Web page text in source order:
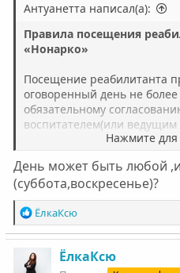
Антуанетта написал(а):
Правила посещения
«Нонарко»
Посещение реабилитанта
оговоренный день не
обязательному
воспитателем(или ведущим
руководителем центра.
Приезд планируется
за месяц
Время посещения:
Приезд родственников
интервале с 12.00 до 18.00
не более 4-х часов с
Нажмите для
День может быть любой
(суббота,воскресенье)?
Р
е
а
к
ц
ЁлкаКсю
ЁлкаКсю